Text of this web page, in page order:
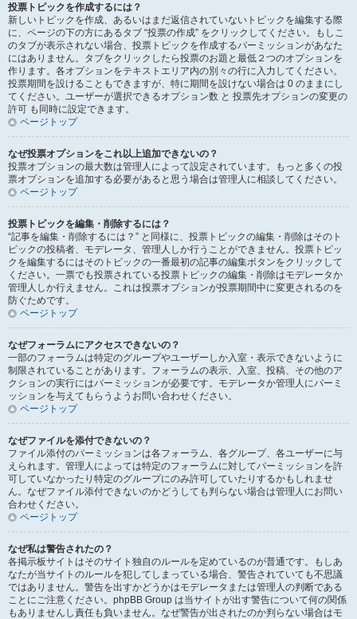
投票トピックを作成するには？
新しいトピックを作成、あるいはまだ返信されていないトピックを編集する際
に、ページの下の方にあるタブ “投票の作成” をクリックしてください。もしこ
のタブが表示されない場合、投票トピックを作成するパーミッションがあなた
にはありません。タブをクリックしたら投票のお題と最低２つのオプションを
作ります。各オプションをテキストエリア内の別々の行に入力してください。
投票期間を設けることもできますが、特に期間を設けない場合は 0 のままにし
てください。ユーザーが選択できるオプション数 と 投票先オプションの変更の
許可 も同時に設定できます。
ページトップ
なぜ投票オプションをこれ以上追加できないの？
投票オプションの最大数は管理人によって設定されています。もっと多くの投
票オプションを追加する必要があると思う場合は管理人に相談してください。
ページトップ
投票トピックを編集・削除するには？
“記事を編集・削除するには？” と同様に、投票トピックの編集・削除はそのト
ピックの投稿者、モデレータ、管理人しか行うことができません。投票トピッ
クを編集するにはそのトピックの一番最初の記事の編集ボタンをクリックして
ください。一票でも投票されている投票トピックの編集・削除はモデレータか
管理人しか行えません。これは投票オプションが投票期間中に変更されるのを
防ぐためです。
ページトップ
なぜフォーラムにアクセスできないの？
一部のフォーラムは特定のグループやユーザーしか入室・表示できないように
制限されていることがあります。フォーラムの表示、入室、投稿、その他のア
クションの実行にはパーミッションが必要です。モデレータか管理人にパーミ
ッションを与えてもらうようお問い合わせください。
ページトップ
なぜファイルを添付できないの？
ファイル添付のパーミッションは各フォーラム、各グループ、各ユーザーに与
えられます。管理人によっては特定のフォーラムに対してパーミッションを許
可していなかったり特定のグループにのみ許可していたりするかもしれませ
ん。なぜファイル添付できないのかどうしても判らない場合は管理人にお問い
合わせください。
ページトップ
なぜ私は警告されたの？
各掲示板サイトはそのサイト独自のルールを定めているのが普通です。もしあ
なたが当サイトのルールを犯してしまっている場合、警告されていても不思議
ではありません。警告を出すかどうかはモデレータまたは管理人の判断である
ことにご注意ください。phpBB Group は当サイトが出す警告について何の関係
もありませんし責任も負いません。なぜ警告が出されたのか判らない場合はモ